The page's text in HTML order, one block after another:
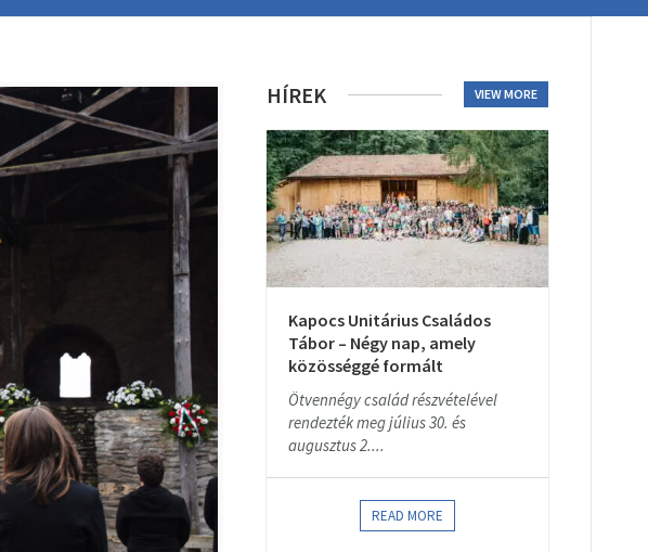
HÍREK VIEW MORE
Kapocs Unitárius Családos
Tábor – Négy nap, amely
közösséggé formált
Ötvennégy család részvételével
rendezték meg július 30. és
augusztus 2....
READ MORE